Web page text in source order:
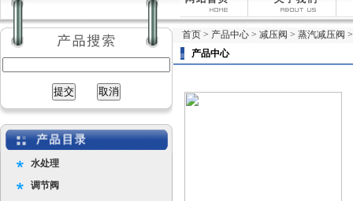
水处理
调节阀
首页 > 产品中心 > 减压阀 > 蒸汽减压阀
产品中心